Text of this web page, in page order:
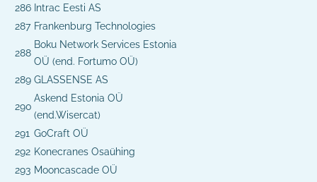
286 Intrac Eesti AS
287 Frankenburg Technologies
288
Boku Network Services Estonia
OÜ (end. Fortumo OÜ)
289 GLASSENSE AS
290
Askend Estonia OÜ
(end.Wisercat)
291 GoCraft OÜ
292 Konecranes Osaühing
293 Mooncascade OÜ